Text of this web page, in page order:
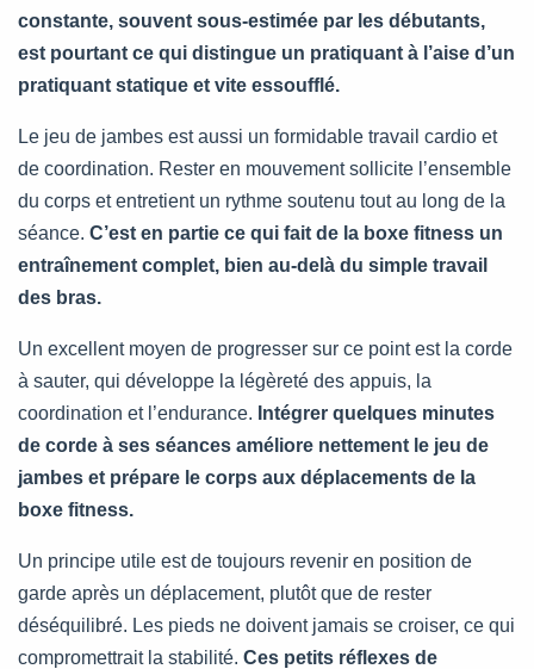
constante, souvent sous-estimée par les débutants,
est pourtant ce qui distingue un pratiquant à l’aise d’un
pratiquant statique et vite essoufflé.
Le jeu de jambes est aussi un formidable travail cardio et
de coordination. Rester en mouvement sollicite l’ensemble
du corps et entretient un rythme soutenu tout au long de la
séance. C’est en partie ce qui fait de la boxe fitness un
entraînement complet, bien au-delà du simple travail
des bras.
Un excellent moyen de progresser sur ce point est la corde
à sauter, qui développe la légèreté des appuis, la
coordination et l’endurance. Intégrer quelques minutes
de corde à ses séances améliore nettement le jeu de
jambes et prépare le corps aux déplacements de la
boxe fitness.
Un principe utile est de toujours revenir en position de
garde après un déplacement, plutôt que de rester
déséquilibré. Les pieds ne doivent jamais se croiser, ce qui
compromettrait la stabilité. Ces petits réflexes de